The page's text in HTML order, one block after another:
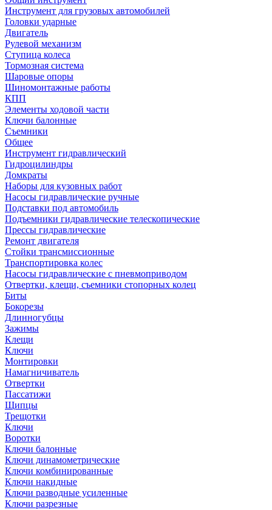
Инструмент для грузовых автомобилей
Головки ударные
Двигатель
Рулевой механизм
Ступица колеса
Тормозная система
Шаровые опоры
Шиномонтажные работы
КПП
Элементы ходовой части
Ключи балонные
Съемники
Общее
Инструмент гидравлический
Гидроцилиндры
Домкраты
Наборы для кузовных работ
Насосы гидравлические ручные
Подставки под автомобиль
Подъемники гидравлические телескопические
Прессы гидравлические
Ремонт двигателя
Стойки трансмиссионные
Транспортировка колес
Насосы гидравлические с пневмоприводом
Отвертки, клещи, съемники стопорных колец
Биты
Бокорезы
Длинногубцы
Зажимы
Клещи
Ключи
Монтировки
Намагничиватель
Отвертки
Пассатижи
Щипцы
Трещотки
Ключи
Воротки
Ключи балонные
Ключи динамометрические
Ключи комбинированные
Ключи накидные
Ключи разводные усиленные
Ключи разрезные